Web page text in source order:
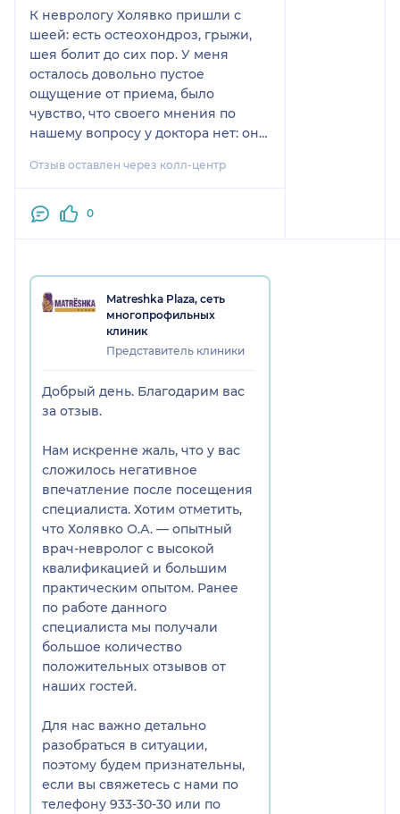
К неврологу Холявко пришли с
шеей: есть остеохондроз, грыжи,
шея болит до сих пор. У меня
осталось довольно пустое
ощущение от приема, было
чувство, что своего мнения по
нашему вопросу у доктора нет: она
было в документах от предыдущее
назначила. Мы пришли именно с
бы объясняет и видно, что думает.
Здесь же было ощущение, что
прием просто отрабатывается,
доктор все время смотрела на
объяснила. Так нельзя работать.
В Matreshka Plaza из-за этого врача
хотя клиника к нам близко.
Отзыв оставлен через колл-центр
0
Matreshka Plaza, сеть
многопрофильных
клиник
Представитель клиники
Добрый день. Благодарим вас
за отзыв.
Нам искренне жаль, что у вас
сложилось негативное
впечатление после посещения
специалиста. Хотим отметить,
что Холявко О.А. — опытный
врач-невролог с высокой
квалификацией и большим
практическим опытом. Ранее
по работе данного
специалиста мы получали
большое количество
положительных отзывов от
наших гостей.
Для нас важно детально
разобраться в ситуации,
поэтому будем признательны,
если вы свяжетесь с нами по
телефону 933-30-30 или по